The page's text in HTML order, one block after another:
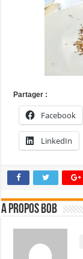
Partager :
Facebook
LinkedIn
A propos bOb